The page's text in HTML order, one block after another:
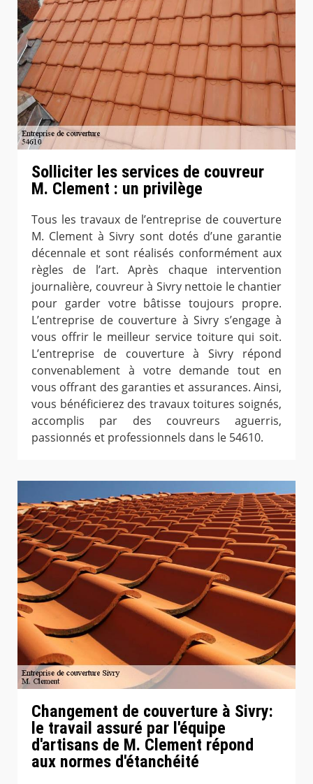
Solliciter les services de couvreur
M. Clement : un privilège
Tous les travaux de l’entreprise de couverture
M. Clement à Sivry sont dotés d’une garantie
décennale et sont réalisés conformément aux
règles de l’art. Après chaque intervention
journalière, couvreur à Sivry nettoie le chantier
pour garder votre bâtisse toujours propre.
L’entreprise de couverture à Sivry s’engage à
vous offrir le meilleur service toiture qui soit.
L’entreprise de couverture à Sivry répond
convenablement à votre demande tout en
vous offrant des garanties et assurances. Ainsi,
vous bénéficierez des travaux toitures soignés,
accomplis par des couvreurs aguerris,
passionnés et professionnels dans le 54610.
Changement de couverture à Sivry:
le travail assuré par l'équipe
d'artisans de M. Clement répond
aux normes d'étanchéité